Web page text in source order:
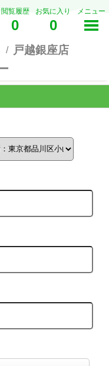
閲覧履歴
0
お気に入り
0
メニュー
戸越銀座店